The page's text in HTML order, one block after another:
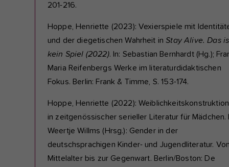
201-216.
Hoppe, Henriette (2023): Vexierspiele mit
und der diegetischen Wahrheit inStay Alive. Das
kein Spiel (2022). In: Sebastian Bernhardt (Hg.);
Maria Reifenbergs Werke im literaturdidaktischen
Fokus. Berlin: Frank & Timme, S. 153-174.
Hoppe, Henriette (2022):
in zeitgenössischer serieller Literatur für Mädchen.
Weertje Willms (Hrsg.): Gender in der
deutschsprachigen Kinder- und Jugendliteratur.
Mittelalter bis zur Gegenwart. Berlin/Boston: De